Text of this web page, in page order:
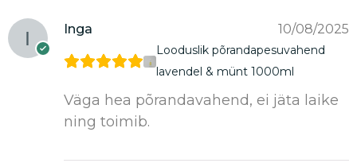
Inga 10/08/2025
Looduslik põrandapesuvahend
lavendel & münt 1000ml
Väga hea põrandavahend, ei jäta laike
ning toimib.